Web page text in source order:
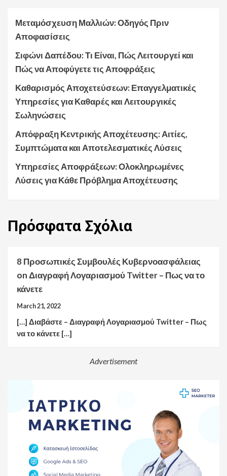
Μεταμόσχευση Μαλλιών: Οδηγός Πριν
Αποφασίσεις
Σιφώνι Δαπέδου: Τι Είναι, Πώς Λειτουργεί και
Πώς να Αποφύγετε τις Αποφράξεις
Καθαρισμός Αποχετεύσεων: Επαγγελματικές
Υπηρεσίες για Καθαρές και Λειτουργικές
Σωληνώσεις
Απόφραξη Κεντρικής Αποχέτευσης: Αιτίες,
Συμπτώματα και Αποτελεσματικές Λύσεις
Υπηρεσίες Αποφράξεων: Ολοκληρωμένες
Λύσεις για Κάθε Πρόβλημα Αποχέτευσης
Πρόσφατα Σχόλια
8 Προσωπικές Συμβουλές Κυβερνοασφάλειας
onΔιαγραφή Λογαριασμού Twitter – Πως να το
κάνετε
March 21, 2022
[…] Διαβάστε – Διαγραφή Λογαριασμού Twitter – Πως
να το κάνετε […]
Advertisement